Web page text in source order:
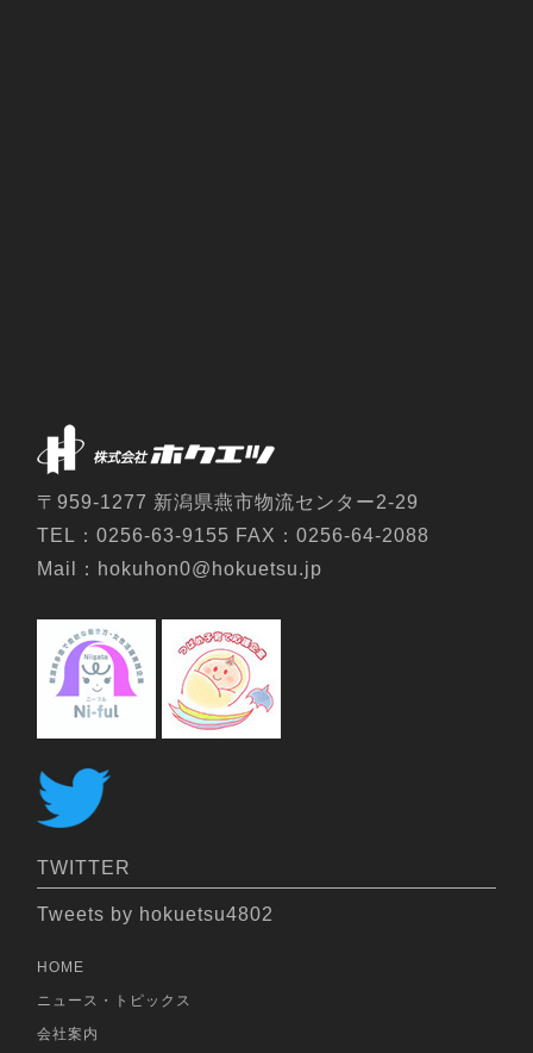
〒959-1277 新潟県燕市物流センター2-29
TEL：0256-63-9155 FAX：0256-64-2088
Mail：hokuhon0@hokuetsu.jp
TWITTER
Tweets by hokuetsu4802
HOME
ニュース・トピックス
会社案内